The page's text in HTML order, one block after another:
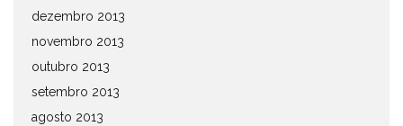
dezembro 2013
novembro 2013
outubro 2013
setembro 2013
agosto 2013